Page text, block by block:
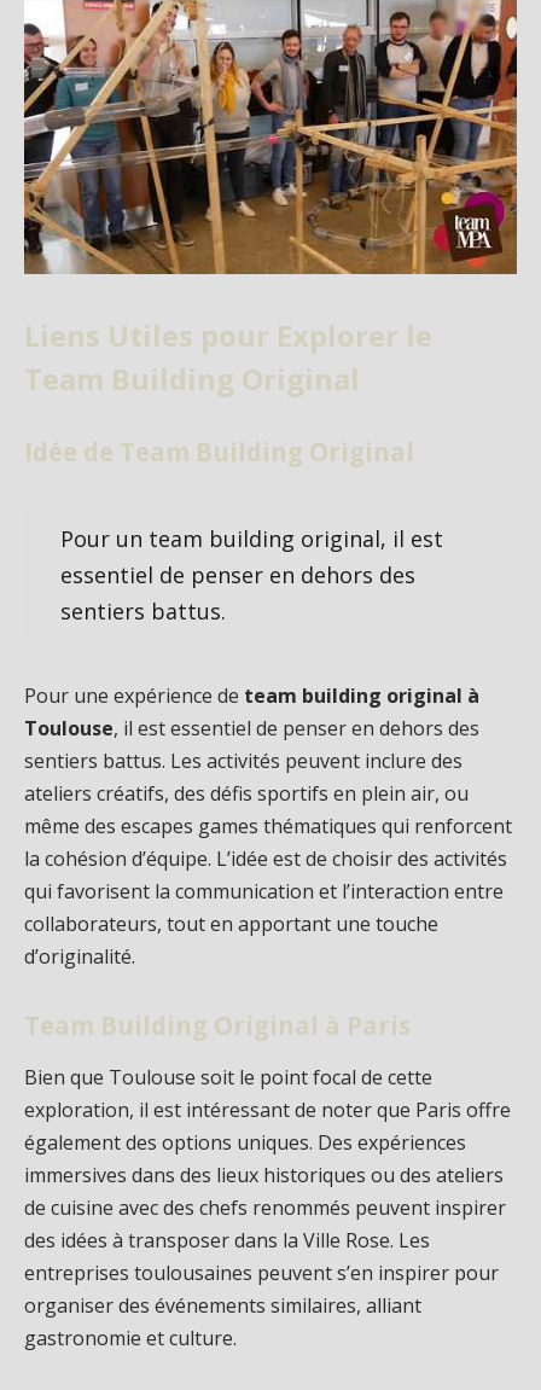
Liens Utiles pour Explorer le
Team Building Original
Idée de Team Building Original
Pour un team building original, il est
essentiel de penser en dehors des
sentiers battus.
Pour une expérience de team building original à
Toulouse, il est essentiel de penser en dehors des
sentiers battus. Les activités peuvent inclure des
ateliers créatifs, des défis sportifs en plein air, ou
même des escapes games thématiques qui renforcent
la cohésion d’équipe. L’idée est de choisir des activités
qui favorisent la communication et l’interaction entre
collaborateurs, tout en apportant une touche
d’originalité.
Team Building Original à Paris
Bien que Toulouse soit le point focal de cette
exploration, il est intéressant de noter que Paris offre
également des options uniques. Des expériences
immersives dans des lieux historiques ou des ateliers
de cuisine avec des chefs renommés peuvent inspirer
des idées à transposer dans la Ville Rose. Les
entreprises toulousaines peuvent s’en inspirer pour
organiser des événements similaires, alliant
gastronomie et culture.